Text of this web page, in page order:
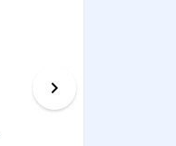
keyboard_arrow_right